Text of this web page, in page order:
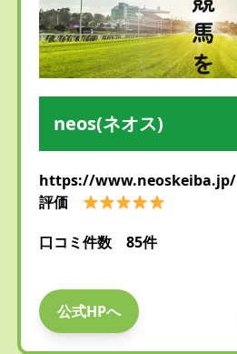
neos(ネオス)
https://www.neoskeiba.jp/
評価
口コミ件数 85件
公式HPへ